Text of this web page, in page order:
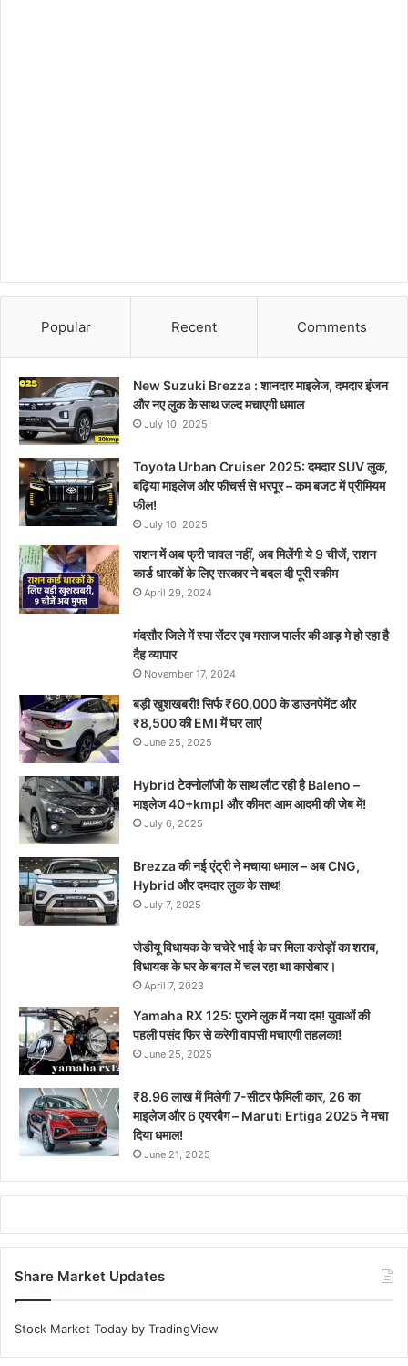
Popular Recent Comments
New Suzuki Brezza : शानदार माइलेज, दमदार इंजन
और नए लुक के साथ जल्द मचाएगी धमाल
July 10, 2025
Toyota Urban Cruiser 2025: दमदार SUV लुक,
बढ़िया माइलेज और फीचर्स से भरपूर – कम बजट में प्रीमियम
फील!
July 10, 2025
राशन में अब फ्री चावल नहीं, अब मिलेंगी ये 9 चीजें, राशन
कार्ड धारकों के लिए सरकार ने बदल दी पूरी स्कीम
April 29, 2024
मंदसौर जिले में स्पा सेंटर एव मसाज पार्लर की आड़ मे हो रहा है
दैह व्यापार
November 17, 2024
बड़ी खुशखबरी! सिर्फ ₹60,000 के डाउनपेमेंट और
₹8,500 की EMI में घर लाएं
June 25, 2025
Hybrid टेक्नोलॉजी के साथ लौट रही है Baleno –
माइलेज 40+kmpl और कीमत आम आदमी की जेब में!
July 6, 2025
Brezza की नई एंट्री ने मचाया धमाल – अब CNG,
Hybrid और दमदार लुक के साथ!
July 7, 2025
जेडीयू विधायक के चचेरे भाई के घर मिला करोड़ों का शराब,
विधायक के घर के बगल में चल रहा था कारोबार।
April 7, 2023
Yamaha RX 125: पुराने लुक में नया दम! युवाओं की
पहली पसंद फिर से करेगी वापसी मचाएगी तहलका!
June 25, 2025
₹8.96 लाख में मिलेगी 7-सीटर फैमिली कार, 26 का
माइलेज और 6 एयरबैग – Maruti Ertiga 2025 ने मचा
दिया धमाल!
June 21, 2025
Share Market Updates
Stock Market Today by TradingView